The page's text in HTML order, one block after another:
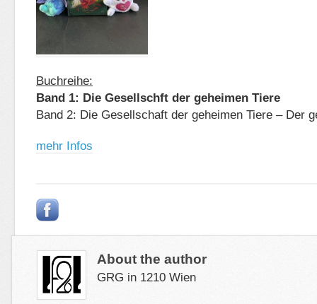
Buchreihe:
Band 1: Die Gesellschft der geheimen Tiere
Band 2: Die Gesellschaft der geheimen Tiere – Der
mehr Infos
About the author
GRG in 1210 Wien